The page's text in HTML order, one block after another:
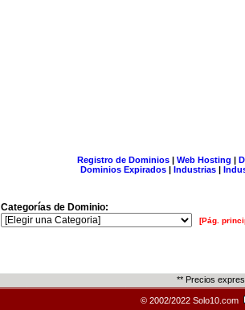
Registro de Dominios| Web Hosting |
Dominios Expirados | Industrias |
Categorías de Dominio:
[Pág.
** Precios
© 2002/2022 Solo10.com